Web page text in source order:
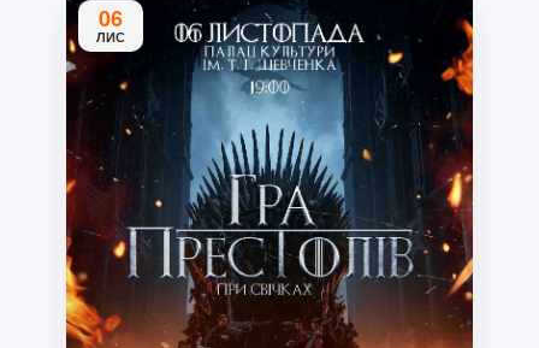
06
ЛИС